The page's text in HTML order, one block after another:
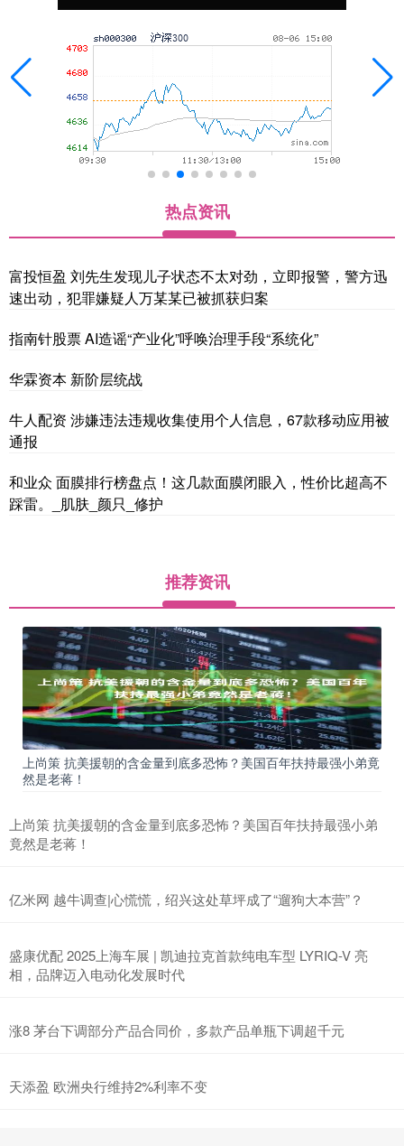
热点资讯
富投恒盈 刘先生发现儿子状态不太对劲，立即报警，警方迅
速出动，犯罪嫌疑人万某某已被抓获归案
指南针股票 AI造谣“产业化”呼唤治理手段“系统化”
华霖资本 新阶层统战
牛人配资 涉嫌违法违规收集使用个人信息，67款移动应用被
通报
和业众 面膜排行榜盘点！这几款面膜闭眼入，性价比超高不
踩雷。_肌肤_颜只_修护
推荐资讯
上尚策 抗美援朝的含金量到底多恐怖？美国百年扶持最强小弟竟
然是老蒋！
上尚策 抗美援朝的含金量到底多恐怖？美国百年扶持最强小弟
竟然是老蒋！
亿米网 越牛调查|心慌慌，绍兴这处草坪成了“遛狗大本营”？
盛康优配 2025上海车展 | 凯迪拉克首款纯电车型 LYRIQ-V 亮
相，品牌迈入电动化发展时代
涨8 茅台下调部分产品合同价，多款产品单瓶下调超千元
天添盈 欧洲央行维持2%利率不变